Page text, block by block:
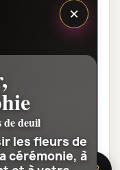
DEUIL ×
de deuil
les fleurs de
cérémonie, à